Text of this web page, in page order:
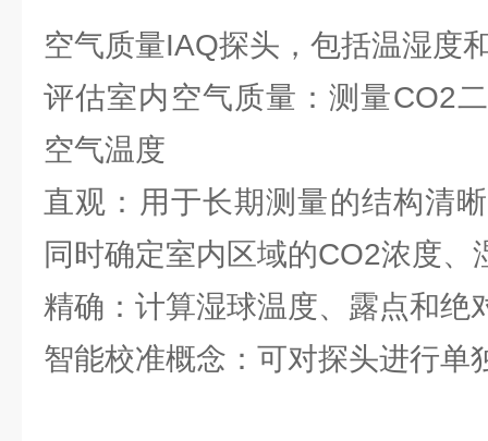
空气质量IAQ探头，包括温湿度
评估室内空气质量：测量CO2
空气温度
直观：用于长期测量的结构清
同时确定室内区域的CO2浓度、
精确：计算湿球温度、露点和绝
智能校准概念：可对探头进行单